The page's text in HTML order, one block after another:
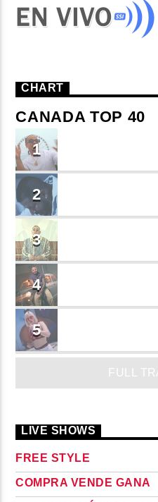
CHART
CANADA TOP 40
1
2
3
4
5
FULL
LIVE SHOWS
FREE STYLE
COMPRA VENDE GANA